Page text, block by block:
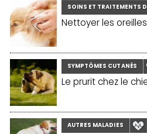
SOINS ET TRAITEMENTS
Nettoyer les
SYMPTÔMES CUTANÉS
Le prurit chez le
AUTRES MALADIES